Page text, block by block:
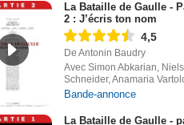
La Bataille de Gaulle -
2 : J’écris ton nom
4,5
De Antonin Baudry
Avec Simon Abkarian, Niels
Schneider, Anamaria
Bande-annonce
La Bataille de Gaulle -